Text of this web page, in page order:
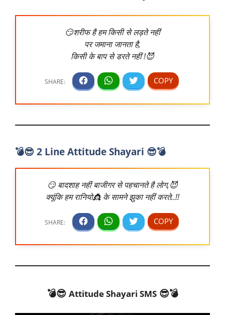
😏शरीफ है हम किसी से लड़ते नहीं
पर जमाना जानता है,
किसी के बाप से डरते नहीं !😈
💣😎 2 Line Attitude Shayari 😎💣
😏 बादशाह नहीं बाजीगर से पहचानते है लोग,😈
क्यूंकि हम रानियो👸 के सामने झुका नहीं करते..!!
💣😎 Attitude Shayari SMS😎💣